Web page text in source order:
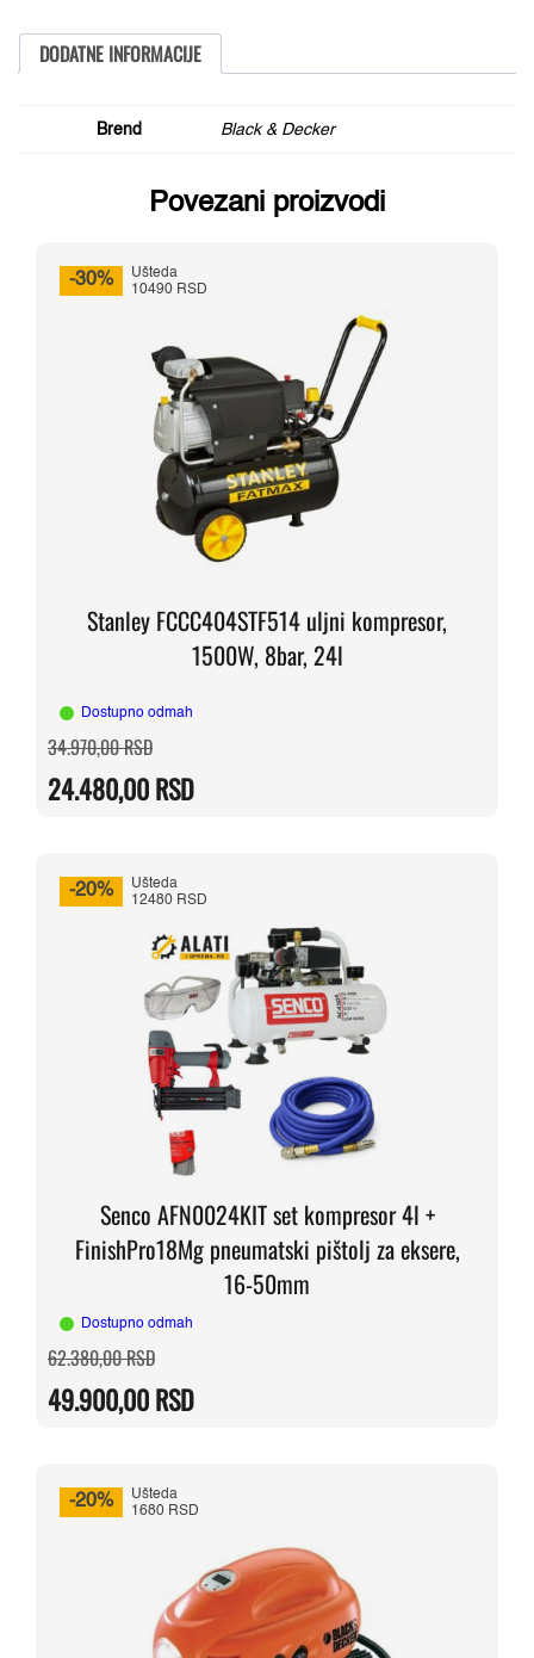
DODATNE INFORMACIJE
Brend Black & Decker
Povezani proizvodi
-30%
Ušteda
10490 RSD
Stanley FCCC404STF514 uljni kompresor,
1500W, 8bar, 24l
Dostupno odmah
34.970,00RSDOriginalna
cena
bila:
34.970,00 RSD.
24.480,00RSD
Trenutna
cena
24.480,00 RSD.
-20%
Ušteda
12480 RSD
Senco AFN0024KIT set kompresor 4l +
FinishPro18Mg pneumatski pištolj za eksere,
16-50mm
Dostupno odmah
62.380,00RSDOriginalna
cena
bila:
62.380,00 RSD.
49.900,00RSD
Trenutna
cena
49.900,00 RSD.
-20%
Ušteda
1680 RSD